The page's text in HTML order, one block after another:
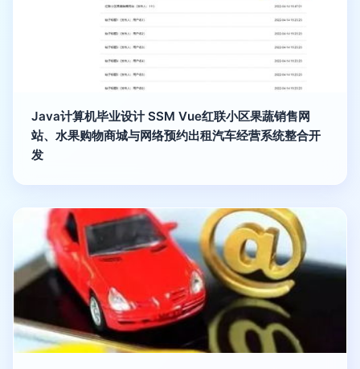
Java计算机毕业设计 SSM Vue红联小区果蔬销售网
站、水果购物商城与网络预约出租汽车经营系统整合开
发